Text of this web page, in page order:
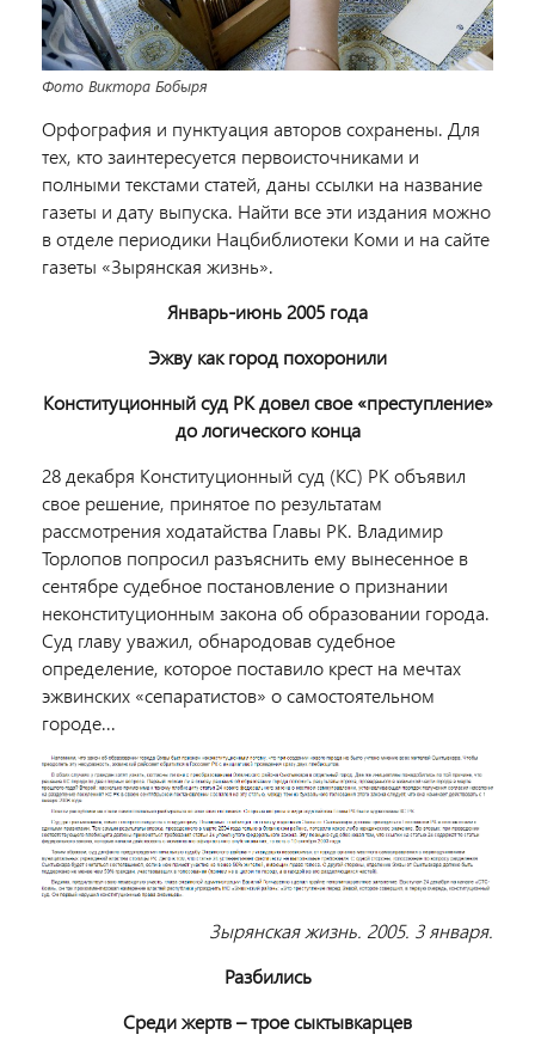
Фото Виктора Бобыря
Орфография и пунктуация авторов сохранены. Для
тех, кто заинтересуется первоисточниками и
полными текстами статей, даны ссылки на название
газеты и дату выпуска. Найти все эти издания можно
в отделе периодики Нацбиблиотеки Коми и на сайте
газеты «Зырянская жизнь».
Январь-июнь 2005 года
Эжву как город похоронили
Конституционный суд РК довел свое «преступление»
до логического конца
28 декабря Конституционный суд (КС) РК объявил
свое решение, принятое по результатам
рассмотрения ходатайства Главы РК. Владимир
Торлопов попросил разъяснить ему вынесенное в
сентябре судебное постановление о признании
неконституционным закона об образовании города.
Суд главу уважил, обнародовав судебное
определение, которое поставило крест на мечтах
эжвинских «сепаратистов» о самостоятельном
городе...
Зырянская жизнь. 2005. 3 января.
Разбились
Среди жертв – трое сыктывкарцев